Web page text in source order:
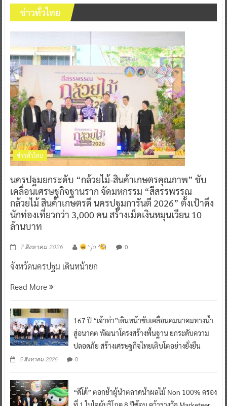
ข่าวทั่วไทย
ข่าวทั่วไทย
นครปฐมยกระดับ “กล้วยไม้-สินค้าเกษตรคุณภาพ” ขับ
เคลื่อนเศรษฐกิจฐานราก จัดมหกรรม “สีสรรพรรณ
กล้วยไม้ สินค้าเกษตรดี นครปฐมการันตี 2026” ตั้งเป้าดึง
นักท่องเที่ยวกว่า 3,000 คน สร้างเม็ดเงินหมุนเวียน 10
ล้านบาท
7 สิงหาคม 2026 ^ jo ^ 0
จังหวัดนครปฐม เดินหน้ายก
Read More
167 ปี “เจ้าท่า”เดินหน้าขับเคลื่อนคมนาคมทางน้ำ
สู่อนาคต พัฒนาโครงสร้างพื้นฐาน ยกระดับความ
ปลอดภัย สร้างเศรษฐกิจไทยเติบโตอย่างยั่งยืน
5 สิงหาคม 2026 0
“ดีโด้” ตอกย้ำผู้นำตลาดน้ำผลไม้ Non 100% ครอง